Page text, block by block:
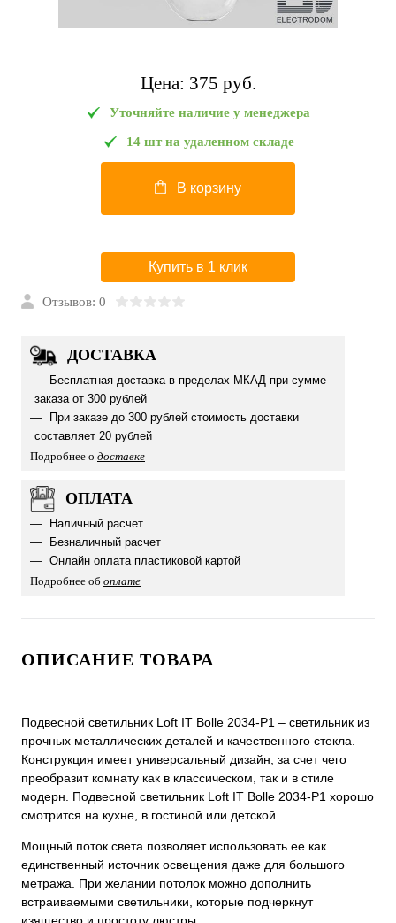
Цена: 375 pуб.
Уточняйте наличие у менеджера
14 шт на удаленном складе
В корзину
Купить в 1 клик
Отзывов: 0
ДОСТАВКА
Бесплатная доставка в пределах МКАД при сумме
заказа от 300 рублей
При заказе до 300 рублей стоимость доставки
составляет 20 рублей
Подробнее о доставке
ОПЛАТА
Наличный расчет
Безналичный расчет
Онлайн оплата пластиковой картой
Подробнее об оплате
ОПИСАНИЕ ТОВАРА
Подвесной светильник Loft IT Bolle 2034-P1 – светильник из
прочных металлических деталей и качественного стекла.
Конструкция имеет универсальный дизайн, за счет чего
преобразит комнату как в классическом, так и в стиле
модерн. Подвесной светильник Loft IT Bolle 2034-P1 хорошо
смотрится на кухне, в гостиной или детской.
Мощный поток света позволяет использовать ее как
единственный источник освещения даже для большого
метража. При желании потолок можно дополнить
встраиваемыми светильники, которые подчеркнут